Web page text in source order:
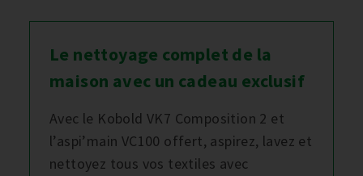
Le nettoyage complet de la
maison avec un cadeau exclusif
Avec le Kobold VK7 Composition 2 et
l’aspi’main VC100 offert, aspirez, lavez et
nettoyez tous vos textiles avec